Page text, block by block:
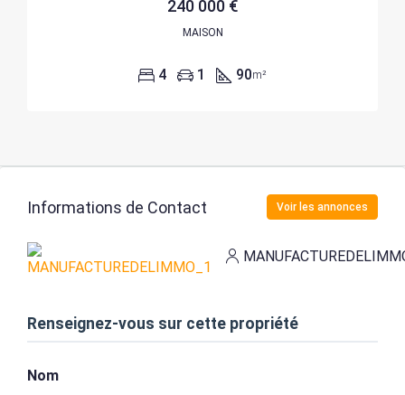
240 000 €
MAISON
4 1 90m²
Informations de Contact Voir les annonces
Renseignez-vous sur cette propriété
Nom